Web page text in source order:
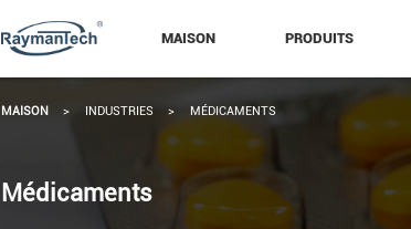
MAISON PRODUITS
Médicaments
MAISON > INDUSTRIES > MÉDICAMENTS